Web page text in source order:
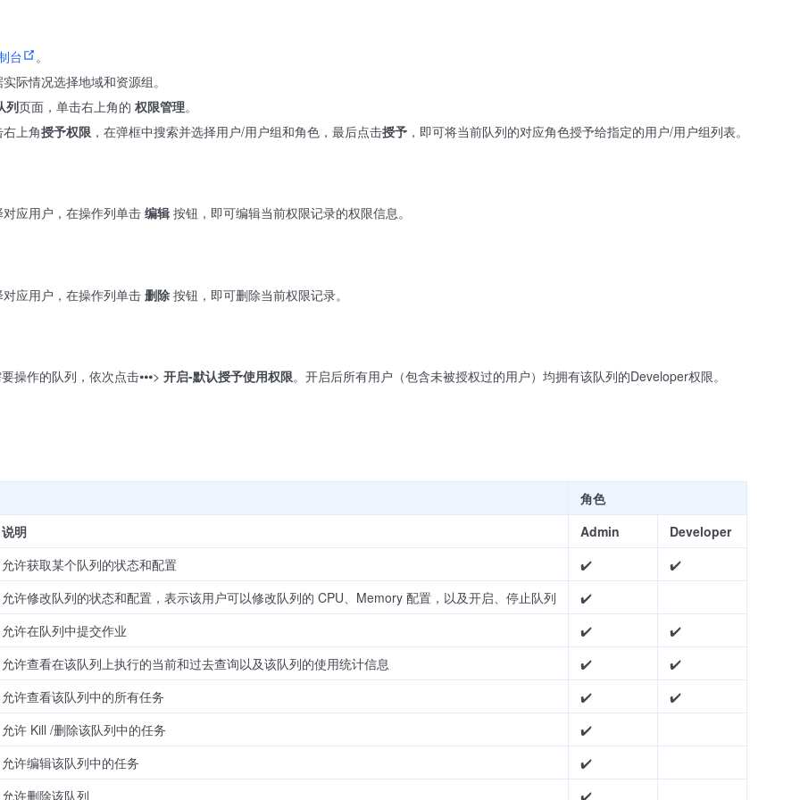
台
。
际情况选择地域和资源组。
列页面，单击右上角的 权限管理。
上角授予权限 ，在弹框中搜索并选择用户/用户组和角色，最后点击授予 ，即可将当前队列的对应角色授予给指定的用户/用户组列表。
应用户，在操作列单击 编辑 按钮，即可编辑当前权限记录的权限信息。
应用户，在操作列单击 删除 按钮，即可删除当前权限记录。
操作的队列，依次点击⦁⦁⦁> 开启-默认授予使用权限。开启后所有用户（包含未被授权过的用户）均拥有该队列的Developer权限。
角色
说明
Admin
Developer
允许获取某个队列的状态和配置
✔️
✔️
允许修改队列的状态和配置，表示该用户可以修改队列的 CPU、Memory 配置，以及开启、停止队列
✔️
允许在队列中提交作业
✔️
✔️
允许查看在该队列上执行的当前和过去查询以及该队列的使用统计信息
✔️
✔️
允许查看该队列中的所有任务
✔️
✔️
允许 Kill /删除该队列中的任务
✔️
允许编辑该队列中的任务
✔️
允许删除该队列
✔️